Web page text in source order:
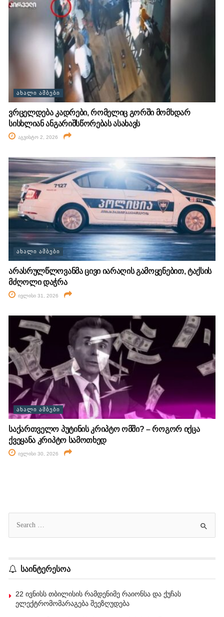
ᲐᲮᲐᲚᲘ ᲐᲛᲑᲔᲑᲘ
ვრცელდება კადრები, რომელიც გორში მომხდარ
სისხლიან ანგარიშსწორებას ასახავს
აგვისტო 2, 2026
ᲐᲮᲐᲚᲘ ᲐᲛᲑᲔᲑᲘ
არასრულწლოვანმა ცივი იარაღის გამოყენებით, ტაქსის
მძღოლი დაჭრა
ივლისი 31, 2026
ᲐᲮᲐᲚᲘ ᲐᲛᲑᲔᲑᲘ
საქართველო პუტინის კრიპტო ომში? – როგორ იქცა
ქვეყანა კრიპტო სამოთხედ
ივლისი 30, 2026
საინტერესოა
22 ივნისს თბილისის რამდენიმე რაიონსა და ქუჩას
ელექტრომომარაგება შეეზღუდება